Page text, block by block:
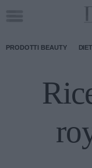
PRODOTTI BEAUTY